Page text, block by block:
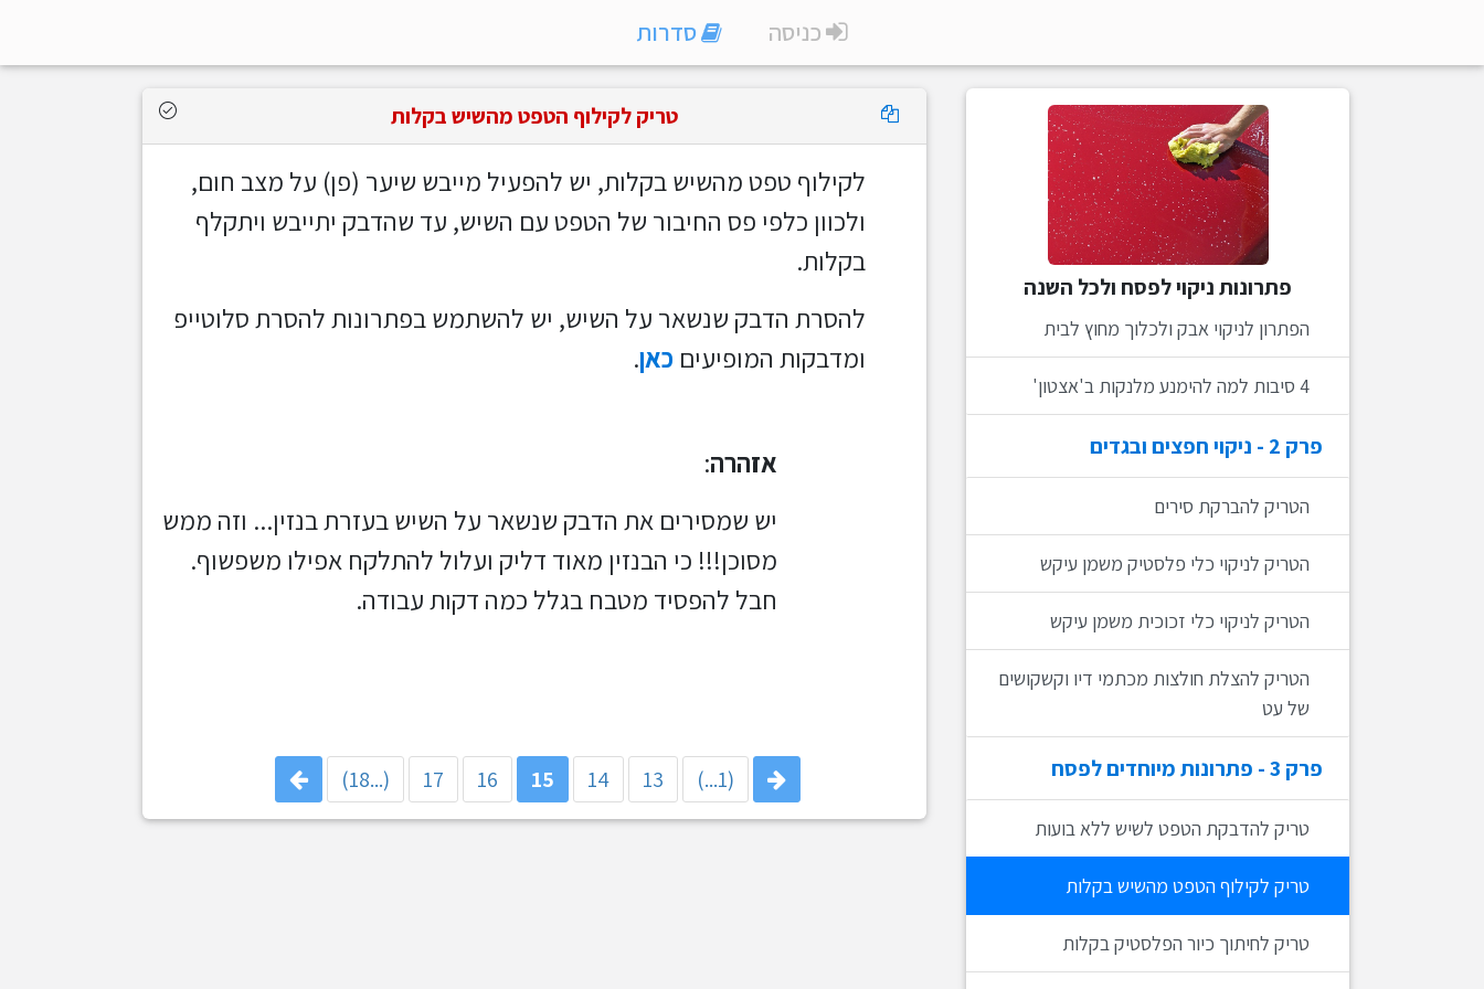
כניסה סדרות
פתרונות ניקוי לפסח ולכל השנה
הפתרון לניקוי מושלם של חלונות הבית
הטריק לשאיבת אבק ממסילות החלון
הטריק לשאיבת אבק בלי חפצים קטנים
הטריק לאיסוף פירורים מפינות המגירה
הפתרון לניקוי אבק ולכלוך מחוץ לבית
4 סיבות למה להימנע מלנקות ב'אצטון'
פרק 2 - ניקוי חפצים ובגדים
הטריק להברקת סירים
הטריק לניקוי כלי פלסטיק משמן עיקש
הטריק לניקוי כלי זכוכית משמן עיקש
הטריק להצלת חולצות מכתמי דיו וקשקושים
של עט
פרק 3- פתרונות מיוחדים לפסח
טריק להדבקת הטפט לשיש ללא בועות
טריק לקילוף הטפט מהשיש בקלות
טריק לחיתוך כיור הפלסטיק בקלות
טריק לקילוף הטפט מהשיש בקלות
לקילוף טפט מהשיש בקלות, יש להפעיל מייבש שיער (פן) על מצב חום,
ולכוון כלפי פס החיבור של הטפט עם השיש, עד שהדבק יתייבש ויתקלף
בקלות.
להסרת הדבק שנשאר על השיש, יש להשתמש בפתרונות להסרת סלוטייפ
ומדבקות המופיעים כאן.
אזהרה:
יש שמסירים את הדבק שנשאר על השיש בעזרת בנזין... וזה ממש
מסוכן!!! כי הבנזין מאוד דליק ועלול להתלקח אפילו משפשוף.
חבל להפסיד מטבח בגלל כמה דקות עבודה.
(1...)
13
14
15
16
17
(...18)